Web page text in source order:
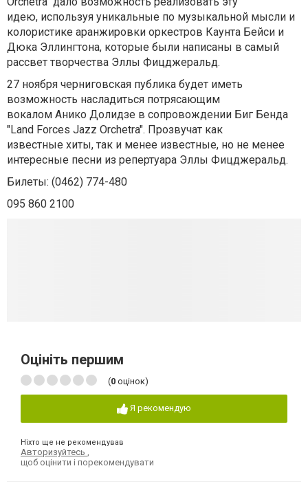
идею, используя уникальные по музыкальной мысли и
колористике аранжировки оркестров Каунта Бейси и
Дюка Эллингтона, которые были написаны в самый
рассвет творчества Эллы Фицджеральд.
27 ноября черниговская публика будет иметь
возможность насладиться потрясающим
вокалом Анико Долидзе в сопровождении Биг Бенда
"Land Forces Jazz Orchetra". Прозвучат как
известные хиты, так и менее известные, но не менее
интересные песни из репертуара Эллы Фицджеральд.
Билеты: (0462) 774-480
095 860 2100
Оцініть першим
(0 оцінок)
Я рекомендую
Ніхто ще не рекомендував
Авторизуйтесь
щоб оцінити і порекомендувати